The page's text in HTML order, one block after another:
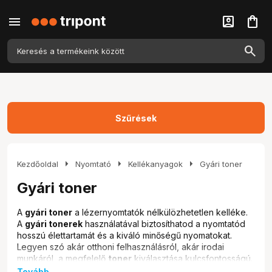
menu account_box shopping_bag
Kezdőoldal arrow_right Nyomtató arrow_right Kellékanyagok arrow_right Gyári toner
Gyári toner
A gyári toner a lézernyomtatók nélkülözhetetlen kelléke.
A gyári tonerek használatával biztosíthatod a nyomtatód
hosszú élettartamát és a kiváló minőségű nyomatokat.
Legyen szó akár otthoni felhasználásról, akár irodai
munkáról, a megfelelő toner kiválasztása kulcsfontosságú.
A Webshopunkban
Szűrések